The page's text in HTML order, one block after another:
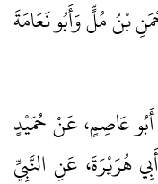
بْنُ مُلٍّ وَأَبُو نَعَامَةَ
عَاصِمٍ، عَنْ حُمَيْدٍ
هُرَيْرَةَ، عَنِ النَّبِيِّ